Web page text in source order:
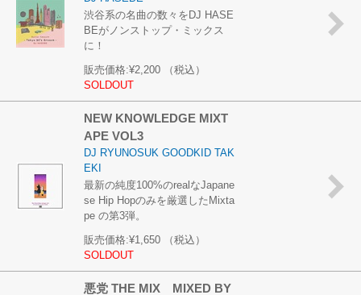
渋谷系の名曲の数々をDJ HASE
BEがノンストップ・ミックス
に！
販売価格:¥2,200
（税込）
SOLDOUT
NEW KNOWLEDGE MIXT
APE VOL3
DJ RYUNOSUK GOODKID TAK
EKI
最新の純度100%のrealなJapane
se Hip Hopのみを厳選したMixta
pe の第3弾。
販売価格:¥1,650
（税込）
SOLDOUT
悪党 THE MIX MIXED BY